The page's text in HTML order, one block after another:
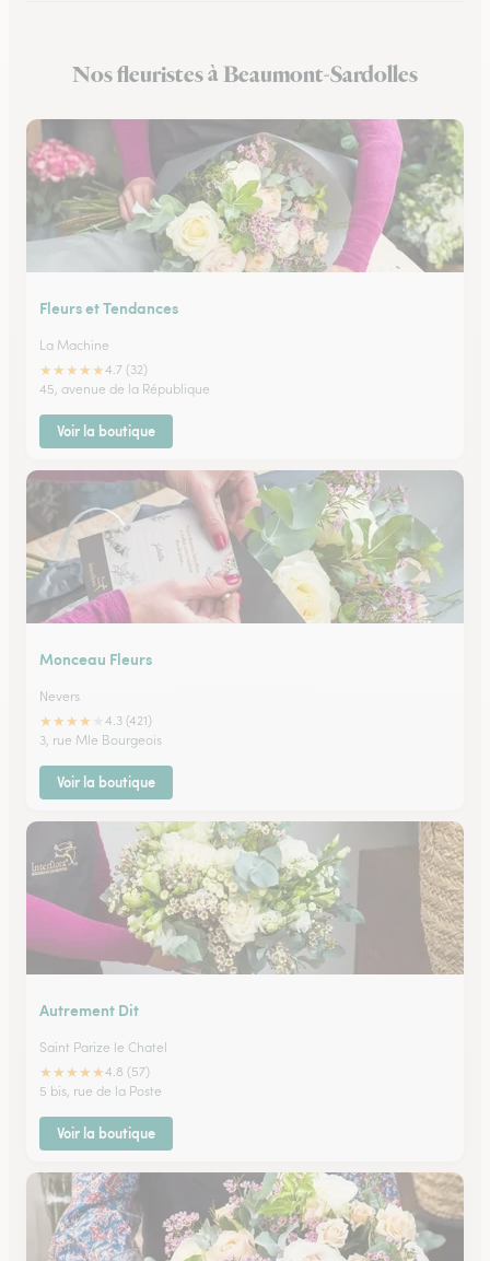
Fleuristes à Saint-Parize-le-Châtel
Nos fleuristes à Beaumont-Sardolles
Fleurs et Tendances
La Machine
★★★★★4.7 (32)
45, avenue de la République
Voir la boutique
Monceau Fleurs
Nevers
★★★★
4.3 (421)
3, rue Mle Bourgeois
Voir la boutique
Autrement Dit
Saint Parize le Chatel
★★★★★4.8 (57)
5 bis, rue de la Poste
Voir la boutique